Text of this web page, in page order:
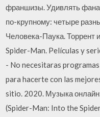
франшизы. Удивлять
по-крупному: четыре
Человека-Паука. Торрент
Spider-Man. Películas y
- No necesitaras
para hacerte con las
sitio. 2020. Музыка
(Spider-Man: Into the